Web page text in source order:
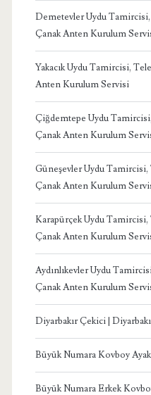
Demetevler Uydu
Çanak Anten Kurulum
Yakacık Uydu Tamircisi,
Anten Kurulum Servisi
Çiğdemtepe Uydu
Çanak Anten Kurulum
Güneşevler Uydu
Çanak Anten Kurulum
Karapürçek Uydu
Çanak Anten Kurulum
Aydınlıkevler Uydu
Çanak Anten Kurulum
Diyarbakır Çekici |
Büyük Numara Kovboy
Büyük Numara Erkek